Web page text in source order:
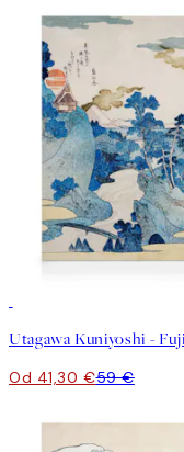
Od 41,30 €59 €